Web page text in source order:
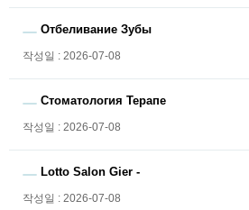
Отбеливание Зубы
작성일 : 2026-07-08
Стоматология Терапе
작성일 : 2026-07-08
Lotto Salon Gier -
작성일 : 2026-07-08